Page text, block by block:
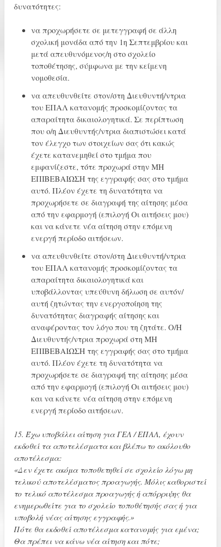
δυνατότητες:
να προχωρήσετε σε μετεγγραφή σε άλλη
σχολική μονάδα από την 1η Σεπτεμβρίου και
μετά απευθυνόμενος/η στο σχολείο
τοποθέτησης, σύμφωνα με την κείμενη
νομοθεσία.
να απευθυνθείτε στον/στη Διευθυντή/ντρια
του ΕΠΑΛ κατανομής προσκομίζοντας τα
απαραίτητα δικαιολογητικά. Σε περίπτωση
που ο/η Διευθυντής/ντρια διαπιστώσει κατά
τον έλεγχο των στοιχείων σας ότι κακώς
έχετε κατανεμηθεί στο τμήμα που
εμφανίζεστε, τότε προχωρά στην ΜΗ
ΕΠΙΒΕΒΑΙΩΣΗ της εγγραφής σας στο τμήμα
αυτό. Πλέον έχετε τη δυνατότητα να
προχωρήσετε σε διαγραφή της αίτησης μέσα
από την εφαρμογή (επιλογή Οι αιτήσεις μου)
και να κάνετε νέα αίτηση στην επόμενη
ενεργή περίοδο αιτήσεων.
να απευθυνθείτε στον/στη Διευθυντή/ντρια
του ΕΠΑΛ κατανομής προσκομίζοντας τα
απαραίτητα δικαιολογητικά και
υποβάλλοντας υπεύθυνη δήλωση σε αυτόν/
αυτή ζητώντας την ενεργοποίηση της
δυνατότητας διαγραφής αίτησης και
αναφέροντας τον λόγο που τη ζητάτε. Ο/Η
Διευθυντής/ντρια προχωρά στη ΜΗ
ΕΠΙΒΕΒΑΙΩΣΗ της εγγραφής σας στο τμήμα
αυτό. Πλέον έχετε τη δυνατότητα να
προχωρήσετε σε διαγραφή της αίτησης μέσα
από την εφαρμογή (επιλογή Οι αιτήσεις μου)
και να κάνετε νέα αίτηση στην επόμενη
ενεργή περίοδο αιτήσεων.
15. Έχω υποβάλει αίτηση για ΓΕΛ / ΕΠΑΛ, έχουν
εκδοθεί τα αποτελέσματα και βλέπω το ακόλουθο
αποτέλεσμα:
«Δεν έχετε ακόμα τοποθετηθεί σε σχολείο λόγω μη
τελικού αποτελέσματος προαγωγής. Μόλις καθοριστεί
το τελικό αποτέλεσμα προαγωγής ή απόρριψης θα
ενημερωθείτε για το σχολείο τοποθέτησής σας ή για
υποβολή νέας αίτησης εγγραφής.»
Πότε θα εκδοθεί αποτέλεσμα κατανομής για εμένα;
Θα πρέπει να κάνω νέα αίτηση και πότε;